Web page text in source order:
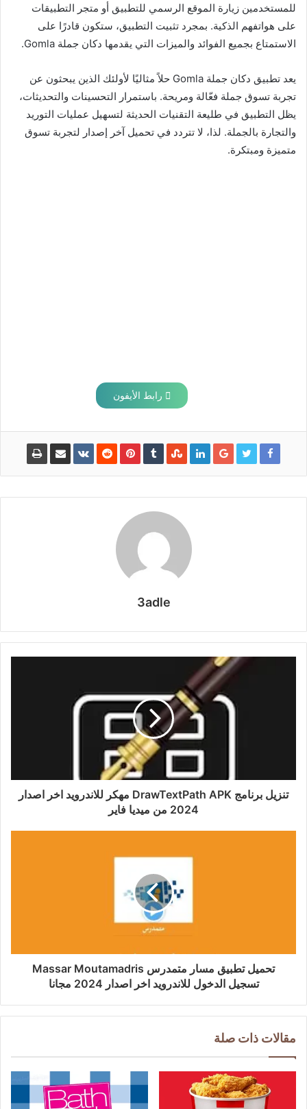
للمستخدمين زيارة الموقع الرسمي للتطبيق أو متجر التطبيقات
على هواتفهم الذكية. بمجرد تثبيت التطبيق، ستكون قادرًا على
الاستمتاع بجميع الفوائد والميزات التي يقدمها دكان جملة Gomla.
يعد تطبيق دكان جملة Gomla حلاً مثاليًا لأولئك الذين يبحثون عن
تجربة تسوق جملة فعّالة ومريحة. باستمرار التحسينات والتحديثات،
يظل التطبيق في طليعة التقنيات الحديثة لتسهيل عمليات التوريد
والتجارة بالجملة. لذا، لا تتردد في تحميل آخر إصدار لتجربة تسوق
متميزة ومبتكرة.
رابط الأيفون
3adle
تنزيل برنامج DrawTextPath APK مهكر للاندرويد اخر اصدار
2024 من ميديا فاير
تحميل تطبيق مسار متمدرس Massar Moutamadris
تسجيل الدخول للاندرويد اخر اصدار 2024 مجانا
مقالات ذات صلة